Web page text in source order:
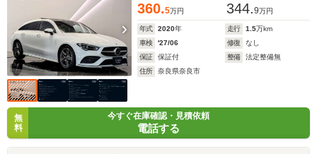
360.5万円 344.9万円
年式 2020年 走行 1.5万km
車検
'27/06 修復
なし
保証
保証付 整備
法定整備無
住所
奈良県奈良市
無
料
今すぐ在庫確認・見積依頼
電話する